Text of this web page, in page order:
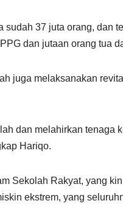
sudah 37 juta orang, dan
dan jutaan orang tua
juga melaksanakan
dan melahirkan tenaga
Hariqo.
Sekolah Rakyat, yang
ekstrem, yang